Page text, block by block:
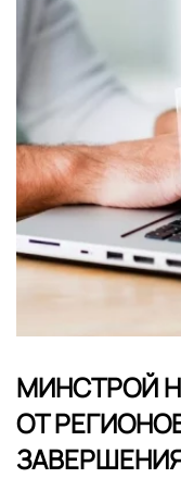
МИНСТРОЙ
ОТ